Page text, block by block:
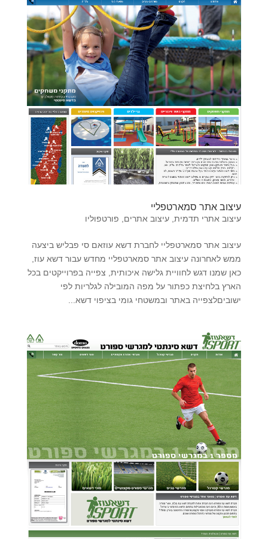
עיצוב אתר סמארטפליי
עיצוב אתרי תדמית, עיצוב אתרים, פורטפוליו
עיצוב אתר סמארטפליי לחברת דשא עוזאם סי פבליש ביצעה
ממש לאחרונה עיצוב אתר סמארטפליי מחדש עבור דשא עוז,
כאן שמנו דגש לחוויית גלישה איכותית, צפייה בפרוייקטים בכל
הארץ בלחיצת כפתור על מפה המובילה לגלריות לפי
ישוביםלצפייה באתר ובמשטחי גומי בציפוי דשא...